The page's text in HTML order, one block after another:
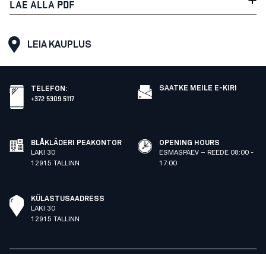
LAE ALLA PDF
LEIA KAUPLUS
TELEFON :
+372 5309 5117
SAATKE MEILE E-KIRI
BLÅKLÄDERI PEAKONTOR
LAKI 30
12915 TALLINN
OPENING HOURS
ESMASPÄEV – REEDE 08:00 -
17:00
KÜLASTUSAADRESS
LAKI 30
12915 TALLINN